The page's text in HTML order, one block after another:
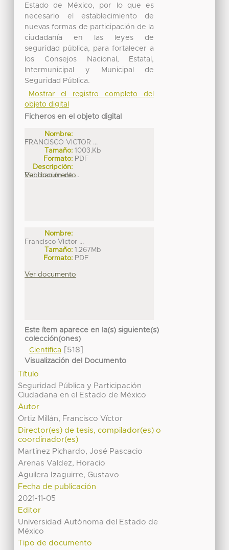
Estado de México, por lo que es
necesario el establecimiento de
nuevas formas de participación de la
ciudadanía en las leyes de
seguridad pública, para fortalecer a
los Consejos Nacional, Estatal,
Intermunicipal y Municipal de
Seguridad Pública.
Mostrar el registro completo del
objeto digital
Ficheros en el objeto digital
Nombre:
FRANCISCO VICTOR ...
Tamaño: 1003.Kb
Formato: PDF
Descripción:
Publicación de ...
Ver documento
Nombre:
Francisco Victor ...
Tamaño: 1.267Mb
Formato: PDF
Ver documento
Este ítem aparece en la(s) siguiente(s)
colección(ones)
Científica[518]
Visualización del Documento
Título
Seguridad Pública y Participación
Ciudadana en el Estado de México
Autor
Ortiz Millán, Francisco Víctor
Director(es) de tesis, compilador(es) o
coordinador(es)
Martínez Pichardo, José Pascacio
Arenas Valdez, Horacio
Aguilera Izaguirre, Gustavo
Fecha de publicación
2021-11-05
Editor
Universidad Autónoma del Estado de
México
Tipo de documento